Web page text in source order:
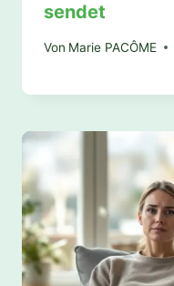
sendet
Von Marie PACÔME